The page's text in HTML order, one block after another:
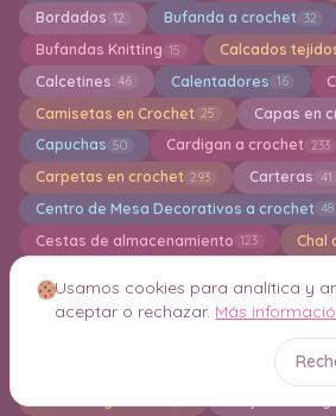
Bordados 12 Bufanda a crochet 32
Bufandas Knitting 15 Calcados
Calcetines 46 Calentadores 16
Camisetas en Crochet 25 Capas en
Capuchas 50 Cardigan a crochet 233
Carpetas en crochet 293 Carteras 41
Centro de Mesa Decorativos a crochet 48
Cestas de almacenamiento 123 Chal
Chaquetas en crochet Cojines 102
Usamos cookies para analítica y
aceptar o rechazar. Más